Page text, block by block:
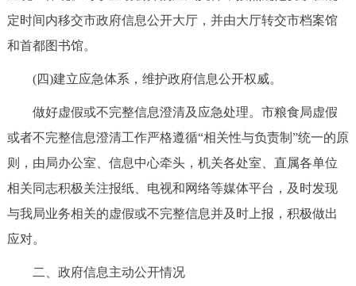
定时间内移交市政府信息公开大厅，并由大厅转交市档案馆
和首都图书馆。
(四)建立应急体系，维护政府信息公开权威。
做好虚假或不完整信息澄清及应急处理。市粮食局虚假
或者不完整信息澄清工作严格遵循“相关性与负责制”统一的原
则，由局办公室、信息中心牵头，机关各处室、直属各单位
相关同志积极关注报纸、电视和网络等媒体平台，及时发现
与我局业务相关的虚假或不完整信息并及时上报，积极做出
应对。
二、政府信息主动公开情况